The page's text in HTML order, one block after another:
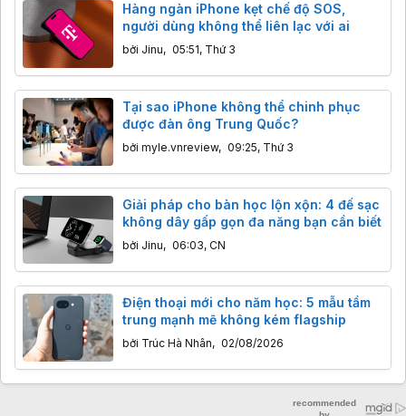
Hàng ngàn iPhone kẹt chế độ SOS,
người dùng không thể liên lạc với ai
bởi Jinu, 05:51, Thứ 3
Tại sao iPhone không thể chinh phục
được đàn ông Trung Quốc?
bởi myle.vnreview, 09:25, Thứ 3
Giải pháp cho bàn học lộn xộn: 4 đế sạc
không dây gấp gọn đa năng bạn cần biết
bởi Jinu, 06:03, CN
Điện thoại mới cho năm học: 5 mẫu tầm
trung mạnh mẽ không kém flagship
bởi Trúc Hà Nhân, 02/08/2026